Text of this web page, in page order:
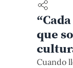
que
Cuando